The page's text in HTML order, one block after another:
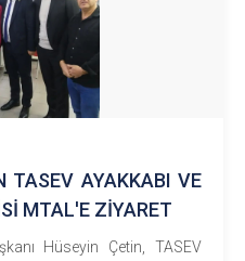
TASEV AYAKKABI VE
MTAL'E ZİYARET
Hüseyin Çetin, TASEV